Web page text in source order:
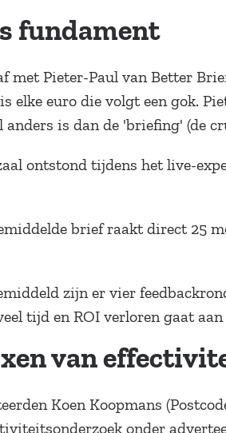
fundament
met Pieter-Paul van Better
elke euro die volgt een gok.
anders is dan de 'briefing' (de
ontstond tijdens het live-
brief raakt direct 25
zijn er vier
tijd en ROI verloren gaat
van
Koen Koopmans
onder